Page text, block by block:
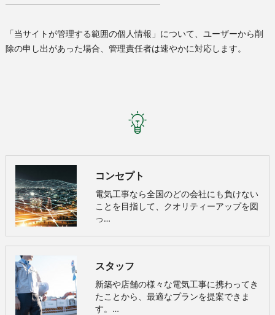
「当サイトが管理する範囲の個人情報」について、ユーザーから削
除の申し出があった場合、管理責任者は速やかに対応します。
コンセプト
電気工事なら全国のどの会社にも負けない
ことを目指して、クオリティーアップを図
っ…
スタッフ
新築や店舗の様々な電気工事に携わってき
たことから、最適なプランを提案できま
す。…